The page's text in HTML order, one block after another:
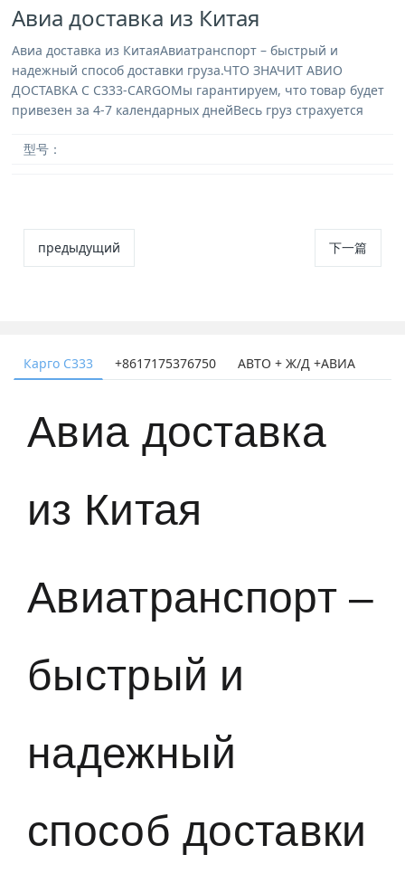
Авиа доставка из Китая
Авиа доставка из КитаяАвиатранспорт – быстрый и
надежный способ доставки груза.ЧТО ЗНАЧИТ АВИО
ДОСТАВКА С С333-CARGOМы гарантируем, что товар будет
привезен за 4-7 календарных днейВесь груз страхуется
型号：
предыдущий 下一篇
Карго С333 +8617175376750 АВТО + Ж/Д +АВИА
Авиа доставка
из Китая
Авиатранспорт –
быстрый и
надежный
способ доставки